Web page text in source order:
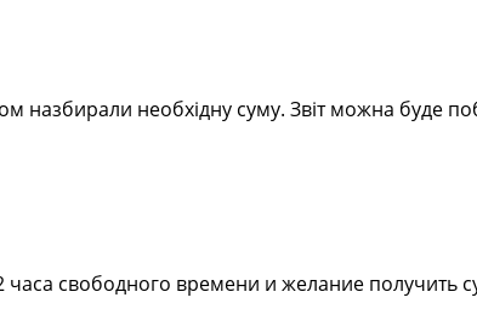
назбирали необхідну суму. Звіт можна буде
часа свободного времени и желание